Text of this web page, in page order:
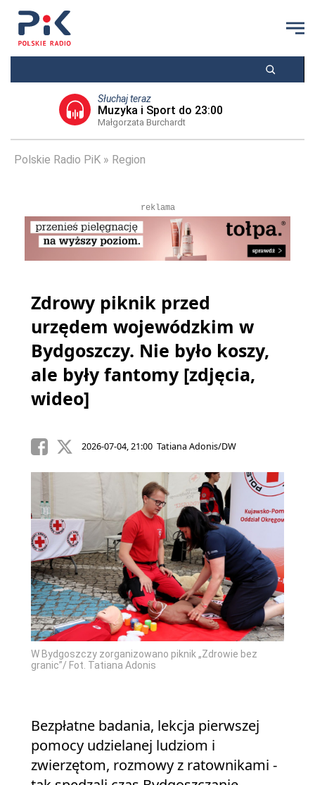
Słuchaj teraz
Muzyka i Sport do 23:00
Małgorzata Burchardt
Polskie Radio PiK Region
reklama
Zdrowy piknik przed
urzędem wojewódzkim w
Bydgoszczy. Nie było koszy,
ale były fantomy [zdjęcia,
wideo]
2026-07-04, 21:00 Tatiana Adonis/DW
W Bydgoszczy zorganizowano piknik „Zdrowie bez
granic”/ Fot. Tatiana Adonis
Bezpłatne badania, lekcja pierwszej
pomocy udzielanej ludziom i
zwierzętom, rozmowy z ratownikami -